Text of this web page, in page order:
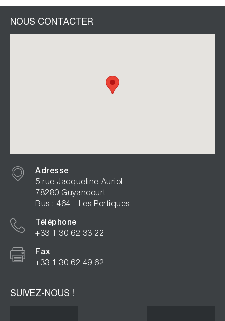
NOUS CONTACTER
Adresse
5 rue Jacqueline Auriol
78280 Guyancourt
Bus : 464 - Les Portiques
Téléphone
+33 1 30 62 33 22
Fax
+33 1 30 62 49 62
SUIVEZ-NOUS !